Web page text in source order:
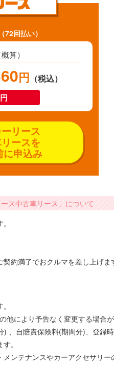
（72回払い）
算）
円 （税込）
リース
ースを
申込み
ス中古車リース」について
約満了でおクルマを差し上げ
により予告なく変更する場合が
自賠責保険料(期間分)、登録時
。
ンテナンスやカーアクセサリ